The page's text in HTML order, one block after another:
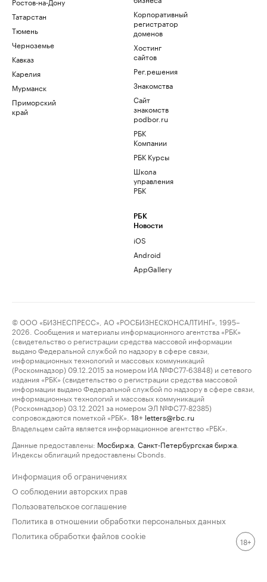
Татарстан
Тюмень
Черноземье
Кавказ
Карелия
Мурманск
Приморский
край
Корпоративный
регистратор
доменов
Хостинг
сайтов
Рег.решения
Знакомства
Сайт
знакомств
podbor.ru
РБК
Компании
РБК Курсы
Школа
управления
РБК
РБК
Новости
iOS
Android
AppGallery
© ООО «БИЗНЕСПРЕСС», АО «РОСБИЗНЕСКОНСАЛТИНГ», 1995–
2026. Сообщения и материалы информационного агентства «РБК»
(свидетельство о регистрации средства массовой информации
выдано Федеральной службой по надзору в сфере связи,
информационных технологий и массовых коммуникаций
(Роскомнадзор) 09.12.2015 за номером ИА №ФС77-63848) и сетевого
издания «РБК» (свидетельство о регистрации средства массовой
информации выдано Федеральной службой по надзору в сфере связи,
информационных технологий и массовых коммуникаций
(Роскомнадзор) 03.12.2021 за номером ЭЛ №ФС77-82385)
сопровождаются пометкой «РБК».
18+ letters@rbc.ru
Владельцем сайта является информационное агентство «РБК».
Данные предоставлены: Мосбиржа Санкт-Петербургская биржа
Индексы облигаций предоставлены Cbonds.
Информация об ограничениях
О соблюдении авторских прав
Пользовательское соглашение
Политика в отношении обработки персональных данных
Политика обработки файлов cookie
18+